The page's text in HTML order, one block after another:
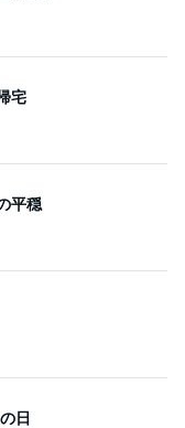
宅
平穏
日